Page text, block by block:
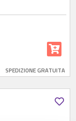
SPEDIZIONE GRATUITA